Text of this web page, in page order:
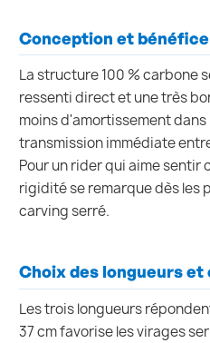
Conception et
La structure 100 % carbone
ressenti direct et une très
moins d'amortissement
transmission immédiate
Pour un rider qui aime
rigidité se remarque dès les
carving serré.
Choix des longueurs
Les trois longueurs
37 cm favorise les virages